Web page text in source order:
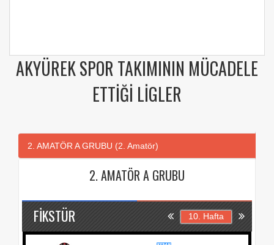
AKYÜREK SPOR TAKIMININ MÜCADELE
ETTIĞI LIGLER
2. AMATÖR A GRUBU (2. Amatör)
2. AMATÖR A GRUBU
FIKSTÜR 10. Hafta